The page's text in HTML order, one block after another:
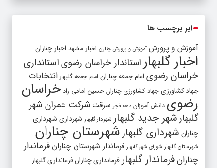
ابر برچسب ها
آموزش و پرورش آموزش و پرورش چنارن اخبار مشهد اخبار چناران
اخبار گلبهار استاندار خراسان رضویاستانداری
خراسان رضوی امام جمعه چناران امام جمعه گلبهار انتخابات
جهاد کشاورزی جهاد کشاورزی چناران حسین امامی راد خراسان
رضوی دانش آموزان دهه فجر سرقت شرکت عمران شهر
گلبهارشهر جدید گلبهار شهردار گلبهار شهرداری شهرداری
چناران شهرداری گلبهار شهرستان چناران
شهرستان گلبهار شورای شهر گلبهار فرماندار شهرستان چناران فرماندار
چنارانفرماندار گلبهار فرمانداری چنارانفرمانداری گلبهار